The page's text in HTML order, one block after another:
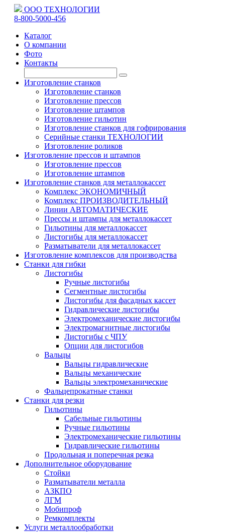
ООО ТЕХНОЛОГИИ
8-800-5000-456
Каталог
О компании
Фото
Контакты
Изготовление станков
Изготовление станков
Изготовление прессов
Изготовление штампов
Изготовление гильотин
Изготовление станков для гофрирования
Серийные станки ТЕХНОЛОГИИ
Изготовление роликов
Изготовление прессов и штампов
Изготовление прессов
Изготовление штампов
Изготовление станков для металлокассет
Комплекс ЭКОНОМИЧНЫЙ
Комплекс ПРОИЗВОДИТЕЛЬНЫЙ
Линии АВТОМАТИЧЕСКИЕ
Прессы и штампы для металлокассет
Гильотины для металлокассет
Листогибы для металлокассет
Разматыватели для металлокассет
Изготовление комплексов для производства
Станки для гибки
Листогибы
Ручные листогибы
Сегментные листогибы
Листогибы для фасадных кассет
Гидравлические листогибы
Электромеханические листогибы
Электромагнитные листогибы
Листогибы с ЧПУ
Опции для листогибов
Вальцы
Вальцы гидравлические
Вальцы механические
Вальцы электромеханические
Фальцепрокатные станки
Станки для резки
Гильотины
Сабельные гильотины
Ручные гильотины
Электромеханические гильотины
Гидравлические гильотины
Продольная и поперечная резка
Дополнительное оборудование
Стойки
Разматыватели металла
АЗКПО
ЛГМ
Мобипроф
Ремкомплекты
Услуги металлообработки